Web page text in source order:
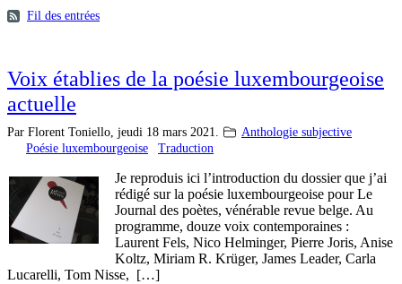
Fil des entrées
Voix établies de la poésie luxembourgeoise
actuelle
Par Florent Toniello, jeudi 18 mars 2021.
Anthologie subjective
Poésie luxembourgeoise
Traduction
Je reproduis ici l’introduction du dossier que j’ai
rédigé sur la poésie luxembourgeoise pour Le
Journal des poètes, vénérable revue belge. Au
programme, douze voix contemporaines :
Laurent Fels, Nico Helminger, Pierre Joris, Anise
Koltz, Miriam R. Krüger, James Leader, Carla
Lucarelli, Tom Nisse, […]